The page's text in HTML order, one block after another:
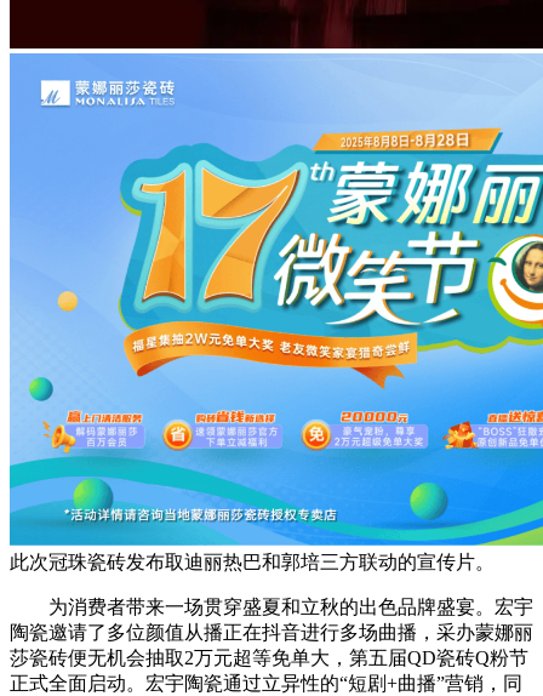
此次冠珠瓷砖发布取迪丽热巴和郭培三方联动的宣传片。
为消费者带来一场贯穿盛夏和立秋的出色品牌盛宴。宏宇
陶瓷邀请了多位颜值从播正在抖音进行多场曲播，采办蒙娜丽
莎瓷砖便无机会抽取2万元超等免单大，第五届QD瓷砖Q粉节
正式全面启动。宏宇陶瓷通过立异性的“短剧+曲播”营销，同